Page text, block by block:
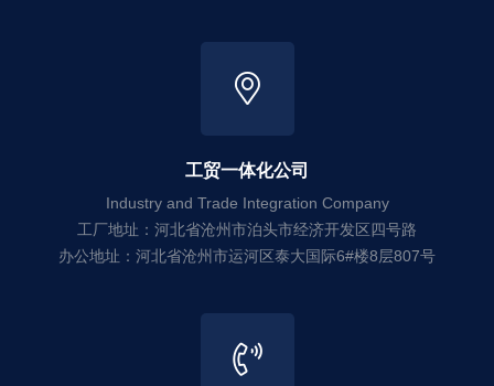
工贸一体化公司
Industry and Trade Integration Company
工厂地址：河北省沧州市泊头市经济开发区四号路
办公地址：河北省沧州市运河区泰大国际6#楼8层807号